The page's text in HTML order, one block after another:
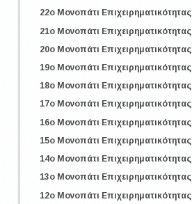
22o Μονοπάτι Επιχειρηματικότητας
21o Μονοπάτι Επιχειρηματικότητας
20o Μονοπάτι Επιχειρηματικότητας
19o Μονοπάτι Επιχειρηματικότητας
18o Μονοπάτι Επιχειρηματικότητας
17o Μονοπάτι Επιχειρηματικότητας
16o Μονοπάτι Επιχειρηματικότητας
15o Μονοπάτι Επιχειρηματικότητας
14o Μονοπάτι Επιχειρηματικότητας
13o Μονοπάτι Επιχειρηματικότητας
12o Μονοπάτι Επιχειρηματικότητας